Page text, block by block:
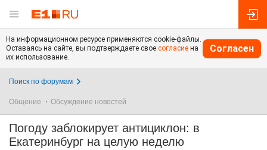
На информационном ресурсе применяются cookie-файлы.
Оставаясь на сайте, вы подтверждаете свое согласие на
их использование.
Согласен
Поиск по форумам
Общение Обсуждение новостей
Погоду заблокирует антициклон: в
Екатеринбург на целую неделю